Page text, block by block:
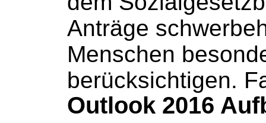
Anträge
Menschen
berücksichtigen.
Outlook 2016